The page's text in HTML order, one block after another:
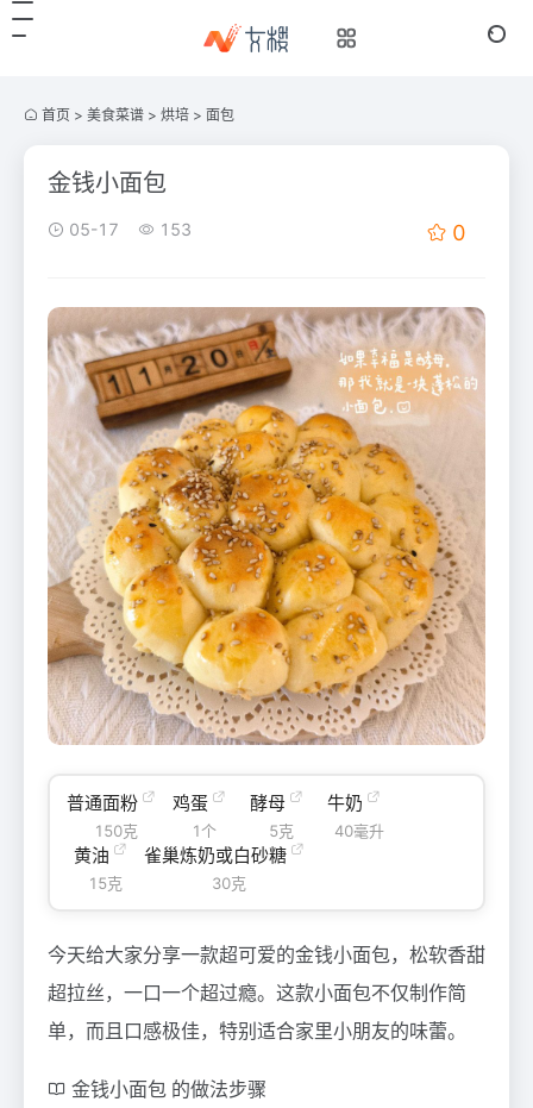
首页 > 美食菜谱 > 烘培 > 面包
金钱小面包
05-17 153 0
普通面粉
150克
鸡蛋
1个
酵母
5克
牛奶
40毫升
黄油
15克
雀巢炼奶或白砂糖
30克
今天给大家分享一款超可爱的金钱小面包，松软香甜
超拉丝，一口一个超过瘾。这款小面包不仅制作简
单，而且口感极佳，特别适合家里小朋友的味蕾。
金钱小面包 的做法步骤